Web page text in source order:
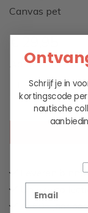
Canvas pet
Aantal
Leveren
Unieke
Al 60+ jaar
Schrijf je in
kortingscode
nautische